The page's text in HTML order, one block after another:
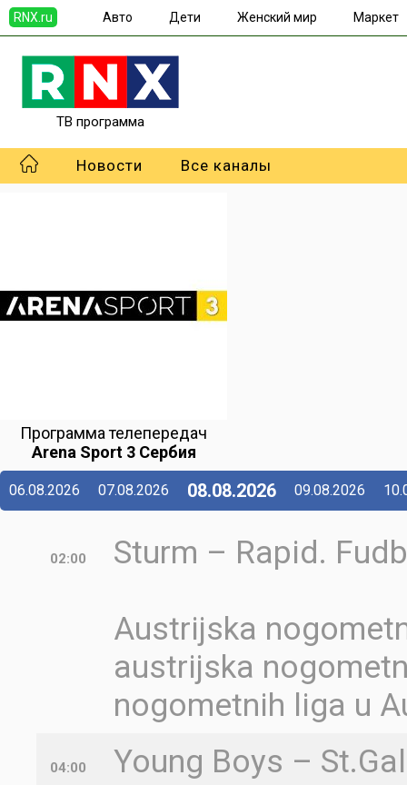
RNX.ru Авто Дети Женский мир Маркет
ТВ программа
Новости Все каналы
Программа телепередач
Arena Sport 3 Сербия
06.08.2026 07.08.2026 08.08.2026 09.08.2026
02:00
Sturm – Rapid.
Austrijska
austrijska
nogometnih liga u
04:00
Young Boys –